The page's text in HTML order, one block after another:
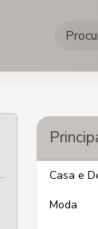
Casa e
Moda